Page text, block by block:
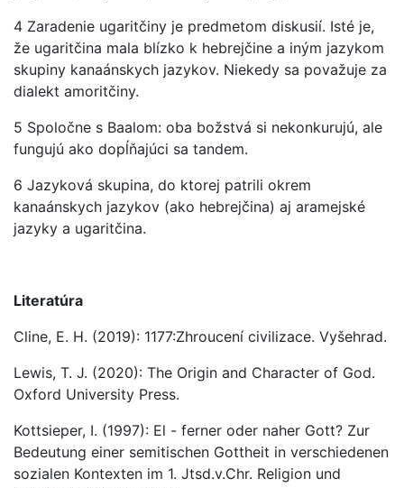
4 Zaradenie ugaritčiny je predmetom diskusií. Isté je,
že ugaritčina mala blízko k hebrejčine a iným jazykom
skupiny kanaánskych jazykov. Niekedy sa považuje za
dialekt amoritčiny.
5 Spoločne s Baalom: oba božstvá si nekonkurujú, ale
fungujú ako dopĺňajúci sa tandem.
6 Jazyková skupina, do ktorej patrili okrem
kanaánskych jazykov (ako hebrejčina) aj aramejské
jazyky a ugaritčina.
Literatúra
Cline, E. H. (2019): 1177:Zhroucení civilizace. Vyšehrad.
Lewis, T. J. (2020): The Origin and Character of God.
Oxford University Press.
Kottsieper, I. (1997): El - ferner oder naher Gott? Zur
Bedeutung einer semitischen Gottheit in verschiedenen
sozialen Kontexten im 1. Jtsd.v.Chr. Religion und